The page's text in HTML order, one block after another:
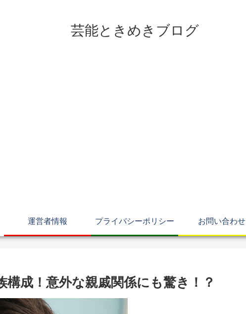
芸能ときめきブログ
運営者情報 プライバシーポリシー お問い合わせ
成！意外な親戚関係にも驚き！？